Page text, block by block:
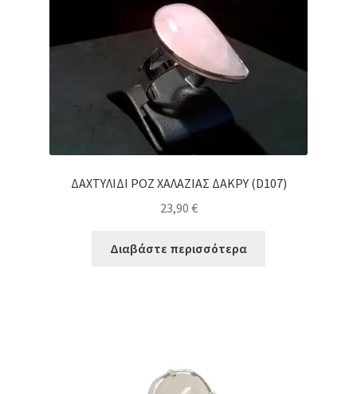
ΔΑΧΤΥΛΙΔΙ ΡΟΖ ΧΑΛΑΖΙΑΣ ΔΑΚΡΥ (D107)
23,90 €
Διαβάστε περισσότερα